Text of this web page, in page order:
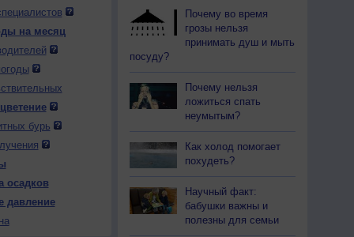
9 вс
Вечер
+20
754
+21
753
+27
Вечер
+22
Ночь
+20
на месяц
бурь
осадков
давление
Почему во время
грозы нельзя
принимать душ и мыть
посуду?
Почему нельзя
ложиться спать
неумытым?
Как холод помогает
похудеть?
Научный факт:
бабушки важны и
полезны для семьи